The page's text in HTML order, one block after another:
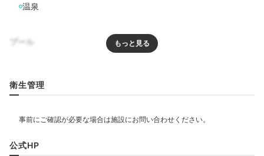
「おいしい」を大切に
温泉
プール
リラクゼーション
衛生管理
公式HP